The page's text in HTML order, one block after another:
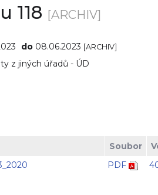
118 [ARCHIV]
do 08.06.2023 [ARCHIV]
z jiných úřadů - ÚD
Soubor
PDF